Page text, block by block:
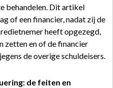
behandelen. Dit artikel
of een financier, nadat zij de
heeft opgezegd,
zetten en of de financier
de overige schuldeisers.
de feiten en